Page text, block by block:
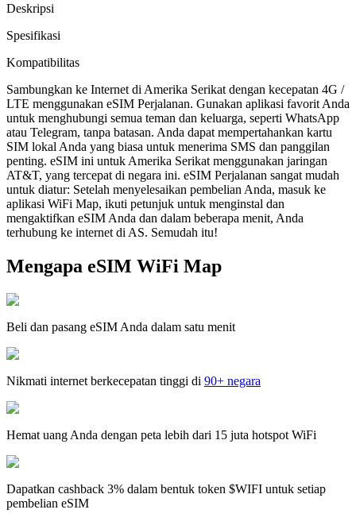
Deskripsi
Spesifikasi
Kompatibilitas
Sambungkan ke Internet di Amerika Serikat dengan kecepatan 4G /
LTE menggunakan eSIM Perjalanan. Gunakan aplikasi favorit Anda
untuk menghubungi semua teman dan keluarga, seperti WhatsApp
atau Telegram, tanpa batasan. Anda dapat mempertahankan kartu
SIM lokal Anda yang biasa untuk menerima SMS dan panggilan
penting. eSIM ini untuk Amerika Serikat menggunakan jaringan
AT&T, yang tercepat di negara ini. eSIM Perjalanan sangat mudah
untuk diatur: Setelah menyelesaikan pembelian Anda, masuk ke
aplikasi WiFi Map, ikuti petunjuk untuk menginstal dan
mengaktifkan eSIM Anda dan dalam beberapa menit, Anda
terhubung ke internet di AS. Semudah itu!
Mengapa eSIM WiFi Map
Beli dan pasang eSIM Anda dalam satu menit
Nikmati internet berkecepatan tinggi di 90+ negara
Hemat uang Anda dengan peta lebih dari 15 juta hotspot WiFi
Dapatkan cashback 3% dalam bentuk token $WIFI untuk setiap
pembelian eSIM